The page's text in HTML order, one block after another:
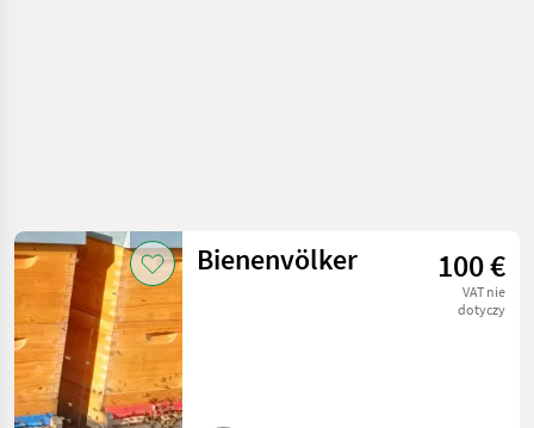
Bienenvölker 100 €
VAT nie
dotyczy